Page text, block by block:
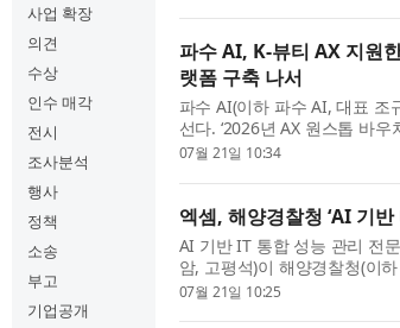
사업 확장
의견
수상
인수 매각
전시
조사분석
행사
정책
소송
부고
기업공개
파수 AI, K-뷰티 AX 지원
랫폼 구축 나서
파수 AI(이하 파수 AI, 대표 조
선다. ‘2026년 AX 원스톱 바
용 프랜차이즈 미창조 리안헤
07월 21일 10:34
엑셈, 해양경찰청 ‘AI 기
AI 기반 IT 통합 성능 관리 전
암, 고평석)이 해양경찰청(이하
축’ 사업을 주관사 SK텔레콤
07월 21일 10:25